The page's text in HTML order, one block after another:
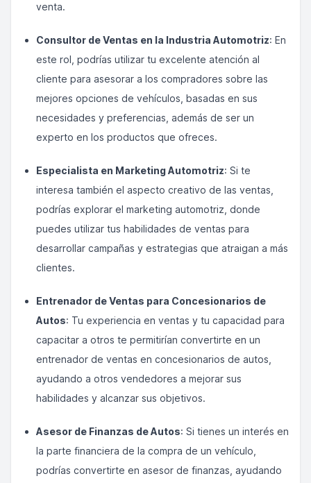
venta.
Consultor de Ventas en la Industria Automotriz: En
este rol, podrías utilizar tu excelente atención al
cliente para asesorar a los compradores sobre las
mejores opciones de vehículos, basadas en sus
necesidades y preferencias, además de ser un
experto en los productos que ofreces.
Especialista en Marketing Automotriz: Si te
interesa también el aspecto creativo de las ventas,
podrías explorar el marketing automotriz, donde
puedes utilizar tus habilidades de ventas para
desarrollar campañas y estrategias que atraigan a más
clientes.
Entrenador de Ventas para Concesionarios de
Autos: Tu experiencia en ventas y tu capacidad para
capacitar a otros te permitirían convertirte en un
entrenador de ventas en concesionarios de autos,
ayudando a otros vendedores a mejorar sus
habilidades y alcanzar sus objetivos.
Asesor de Finanzas de Autos: Si tienes un interés en
la parte financiera de la compra de un vehículo,
podrías convertirte en asesor de finanzas, ayudando